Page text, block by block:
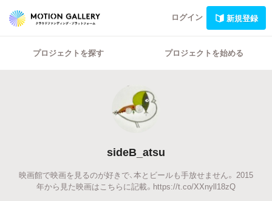
ログイン 新規登録
プロジェクトを探す プロジェクトを始める
sideB_atsu
映画館で映画を見るのが好きで、本とビールも手放せません。 2015
年から見た映画はこちらに記載。https://t.co/XXnyll18zQ